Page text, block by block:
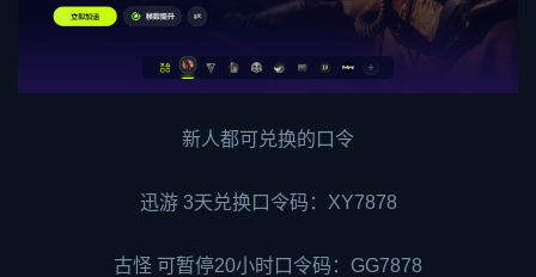
新人都可兑换的口令
迅游 3天兑换口令码：XY7878
古怪 可暂停20小时口令码：GG7878